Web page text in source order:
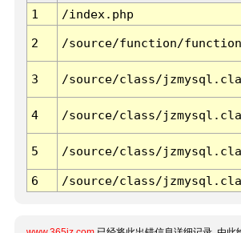
1
/index.php
2 /source/function/
3 /source/class/
4 /source/class/
5 /source/class/
6 /source/class/